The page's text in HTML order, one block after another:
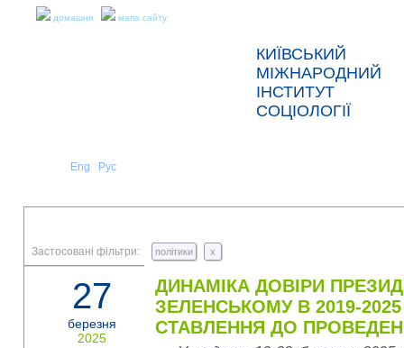
домашня мапа сайту
КИЇВСЬКИЙ
МІЖНАРОДНИЙ
ІНСТИТУТ
СОЦІОЛОГІЇ
Eng Рус
Застосовані фільтри: політики x
27
березня
2025
ДИНАМІКА ДОВІРИ
ЗЕЛЕНСЬКОМУ В 2019-
СТАВЛЕННЯ ДО